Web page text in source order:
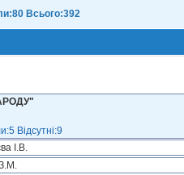
Всього:392
Відсутні:9
І.В.